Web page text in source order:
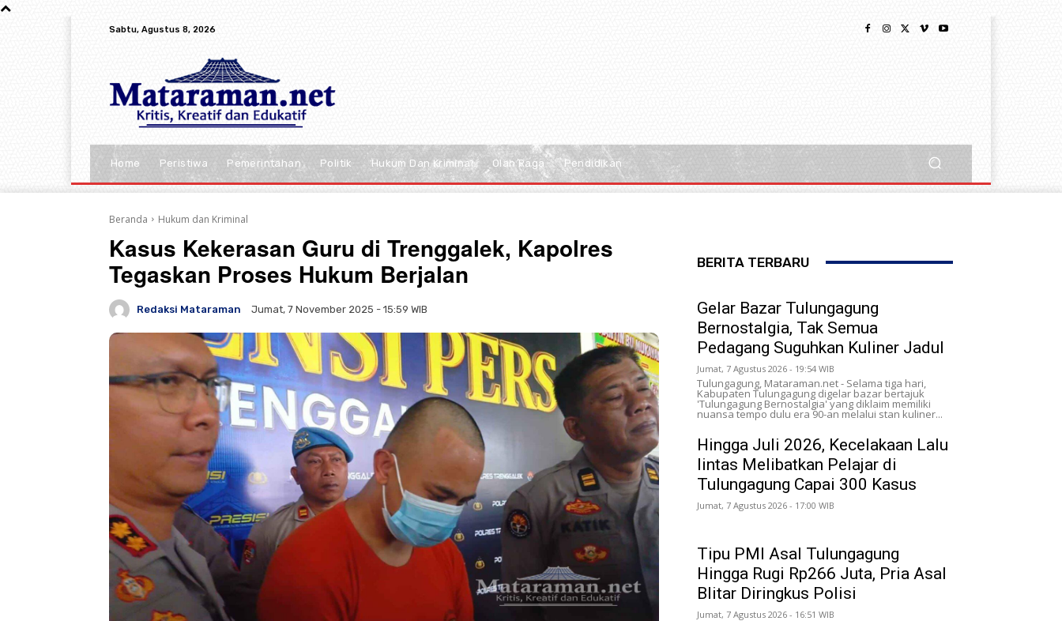
Sabtu, Agustus 8, 2026
Home Peristiwa Pemerintahan Politik Hukum Dan Kriminal Olah Raga Pendidikan
Beranda Hukum dan Kriminal
Kasus Kekerasan Guru di Trenggalek, Kapolres
Tegaskan Proses Hukum Berjalan
Redaksi Mataraman Jumat, 7 November 2025 - 15:59 WIB
BERITA TERBARU
Gelar Bazar Tulungagung
Bernostalgia, Tak Semua
Pedagang Suguhkan Kuliner Jadul
Jumat, 7 Agustus 2026 - 19:54 WIB
Tulungagung, Mataraman.net - Selama tiga hari,
Kabupaten Tulungagung digelar bazar bertajuk
'Tulungagung Bernostalgia' yang diklaim memiliki
nuansa tempo dulu era 90-an melalui stan kuliner...
Hingga Juli 2026, Kecelakaan Lalu
lintas Melibatkan Pelajar di
Tulungagung Capai 300 Kasus
Jumat, 7 Agustus 2026 - 17:00 WIB
Tipu PMI Asal Tulungagung
Hingga Rugi Rp266 Juta, Pria Asal
Blitar Diringkus Polisi
Jumat, 7 Agustus 2026 - 16:51 WIB